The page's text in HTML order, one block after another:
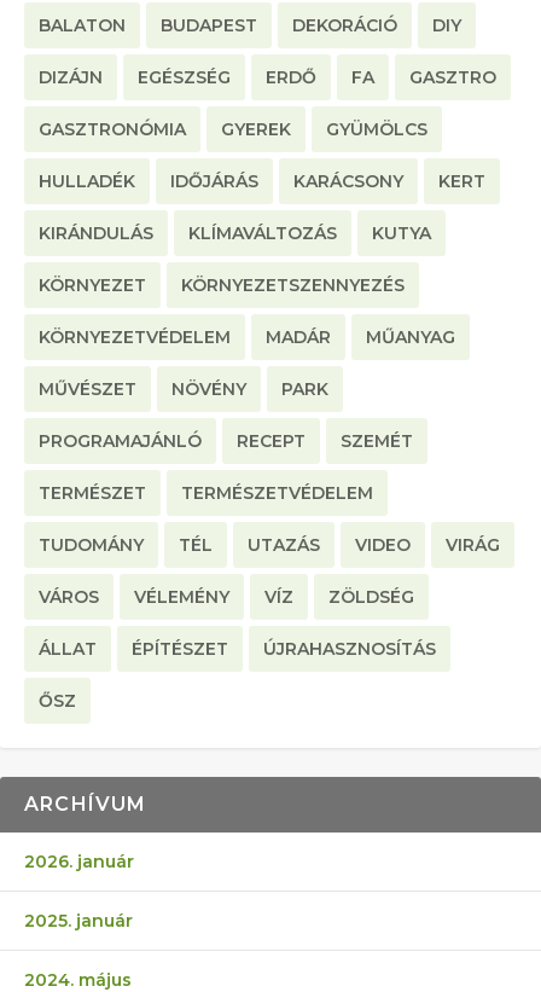
BALATON BUDAPEST DEKORÁCIÓ DIY
DIZÁJN EGÉSZSÉG ERDŐ FA GASZTRO
GASZTRONÓMIA GYEREK GYÜMÖLCS
HULLADÉK IDŐJÁRÁS KARÁCSONY KERT
KIRÁNDULÁS KLÍMAVÁLTOZÁS KUTYA
KÖRNYEZET KÖRNYEZETSZENNYEZÉS
KÖRNYEZETVÉDELEM MADÁR MŰANYAG
MŰVÉSZET NÖVÉNY PARK
PROGRAMAJÁNLÓ RECEPT SZEMÉT
TERMÉSZET TERMÉSZETVÉDELEM
TUDOMÁNY TÉL UTAZÁS VIDEO VIRÁG
VÁROS VÉLEMÉNY VÍZ ZÖLDSÉG
ÁLLAT ÉPÍTÉSZET ÚJRAHASZNOSÍTÁS
ŐSZ
ARCHÍVUM
2026. január
2025. január
2024. május